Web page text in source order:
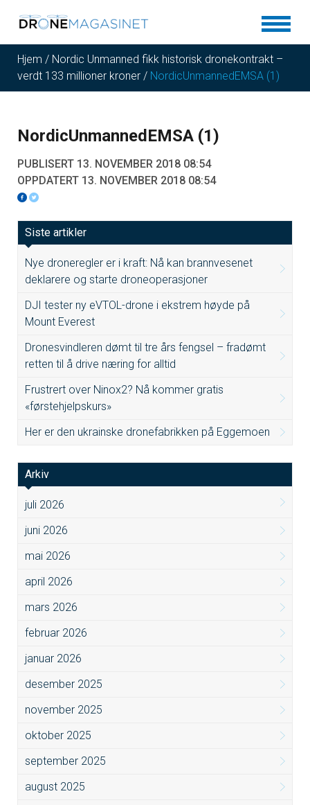
Hjem / Nordic Unmanned fikk historisk dronekontrakt –
verdt 133 millioner kroner / NordicUnmannedEMSA (1)
NordicUnmannedEMSA (1)
PUBLISERT 13. NOVEMBER 2018 08:54
OPPDATERT 13. NOVEMBER 2018 08:54
Siste artikler
Nye droneregler er i kraft: Nå kan brannvesenet
deklarere og starte droneoperasjoner
DJI tester ny eVTOL-drone i ekstrem høyde på
Mount Everest
Dronesvindleren dømt til tre års fengsel – fradømt
retten til å drive næring for alltid
Frustrert over Ninox2? Nå kommer gratis
«førstehjelpskurs»
Her er den ukrainske dronefabrikken på Eggemoen
Arkiv
juli 2026
juni 2026
mai 2026
april 2026
mars 2026
februar 2026
januar 2026
desember 2025
november 2025
oktober 2025
september 2025
august 2025